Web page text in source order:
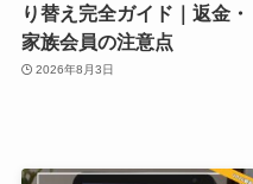
り替え完全ガイド｜返金・
家族会員の注意点
2026年8月3日